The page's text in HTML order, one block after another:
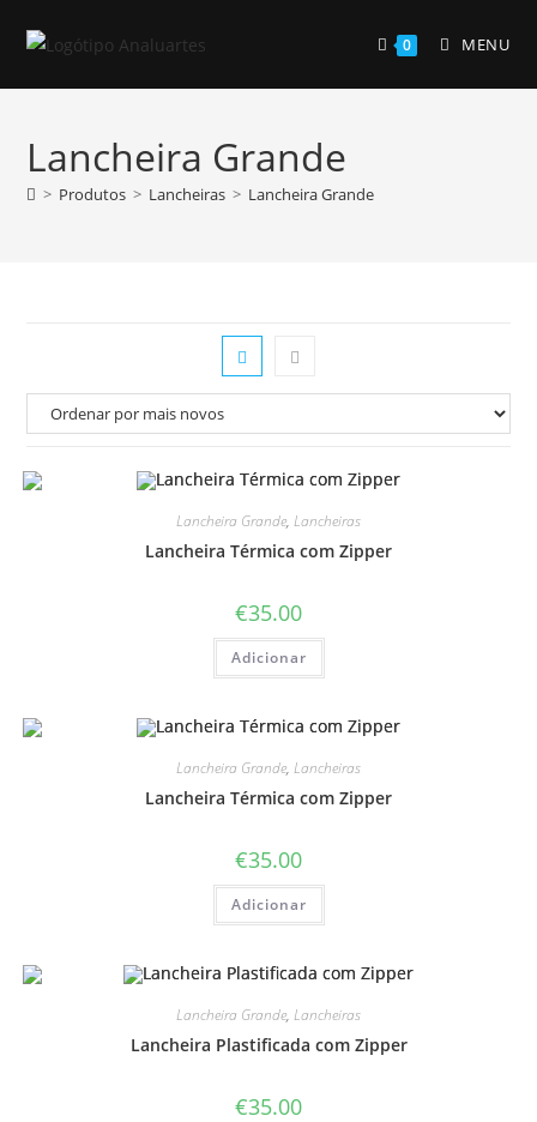
0 MENU
Lancheira Grande
> Produtos > Lancheiras > Lancheira Grande
Lancheira Grande, Lancheiras
Lancheira Térmica com Zipper
€35.00
Adicionar
Lancheira Grande, Lancheiras
Lancheira Térmica com Zipper
€35.00
Adicionar
Lancheira Grande, Lancheiras
Lancheira Plastificada com Zipper
€35.00